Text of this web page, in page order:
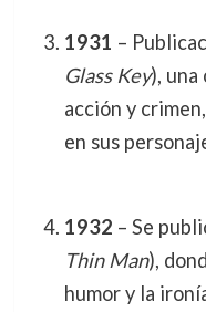
1931 –
Glass Key), una
acción y
en sus
1932 – Se
Thin Man),
humor y la